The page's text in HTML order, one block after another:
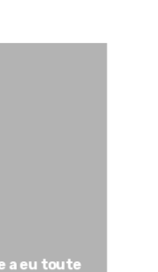
a eu toute